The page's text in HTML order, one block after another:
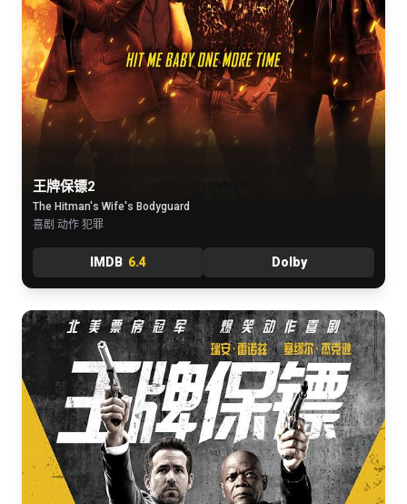
王牌保镖2
The Hitman's Wife's Bodyguard
喜剧 动作 犯罪
IMDB 6.4 Dolby